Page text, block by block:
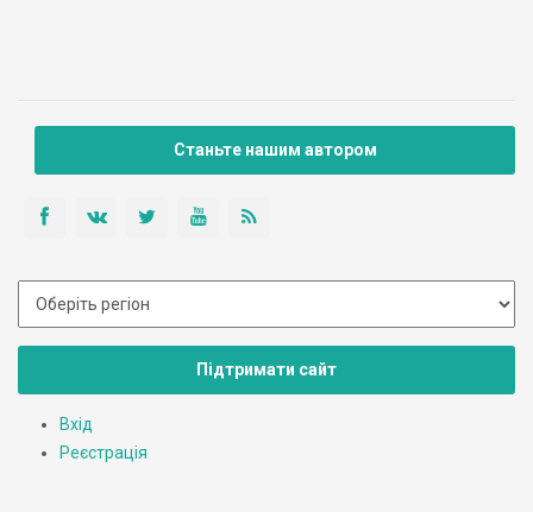
Станьте нашим автором
Підтримати сайт
Вхід
Реєстрація